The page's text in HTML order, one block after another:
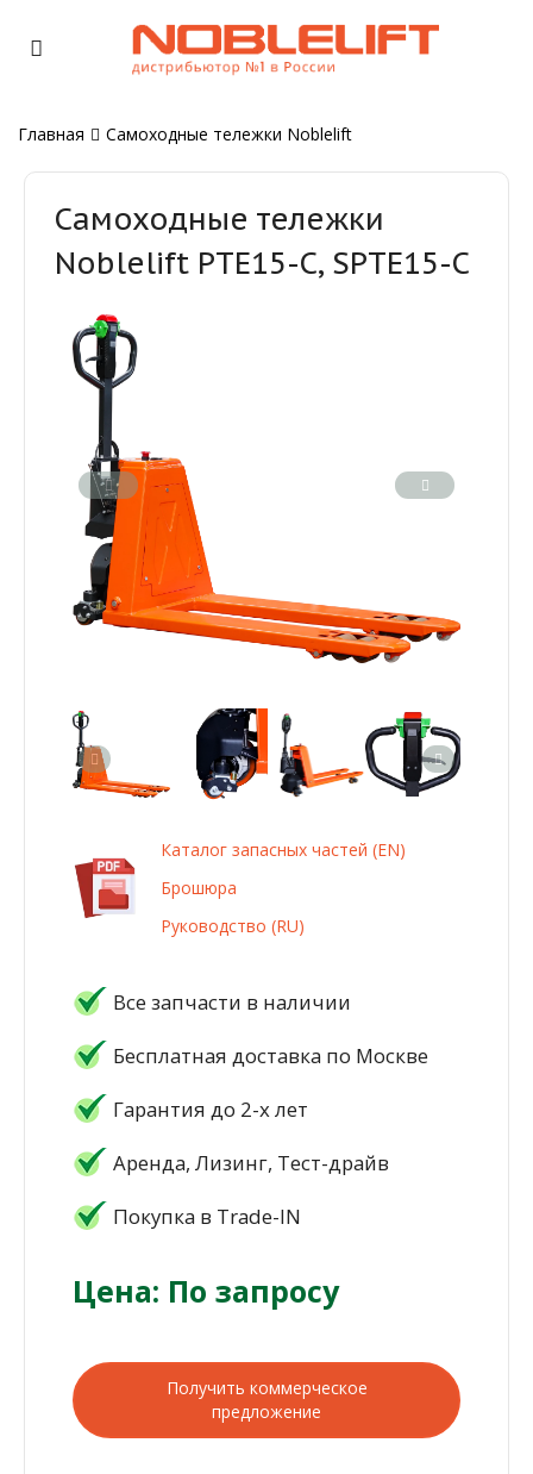
Главная Самоходные тележки Noblelift
Самоходные тележки
Noblelift PTE15-C, SPTE15-C
Каталог запасных частей (EN)
Брошюра
Руководство (RU)
Все запчасти в наличии
Бесплатная доставка по Москве
Гарантия до 2-х лет
Аренда, Лизинг, Тест-драйв
Покупка в Trade-IN
Цена: По запросу
Получить коммерческое
предложение